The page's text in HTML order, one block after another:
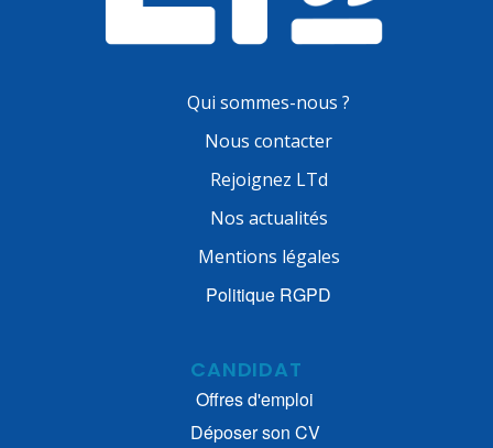
Qui sommes-nous ?
Nous contacter
Rejoignez LTd
Nos actualités
Mentions légales
Politique RGPD
CANDIDAT
Offres d'emploi
Déposer son CV